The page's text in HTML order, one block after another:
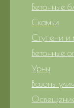
Бетонные
Скамьи
Ступени и
Бетонные
Урны
Вазоны